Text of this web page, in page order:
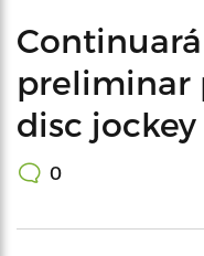
preliminar
disc jockey
0